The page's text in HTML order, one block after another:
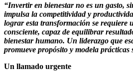
“Invertir en bienestar no es un gasto,
impulsa la competitividad y
lograr esta transformación se requiere
consciente, capaz de equilibrar
bienestar humano. Un liderazgo que
promueve propósito y modela prácticas
Un llamado urgente